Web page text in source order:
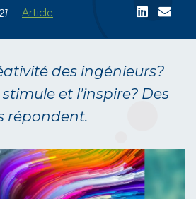
Article
des ingénieurs?
et l’inspire? Des
répondent.